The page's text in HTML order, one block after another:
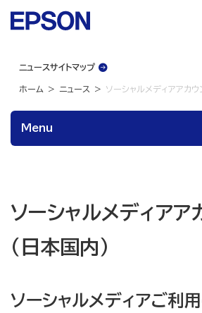
ニュースサイトマップ
ホーム ニュース ソーシャルメディアアカウ
Menu
ソーシャルメディアア
（日本国内）
ソーシャルメディアご利